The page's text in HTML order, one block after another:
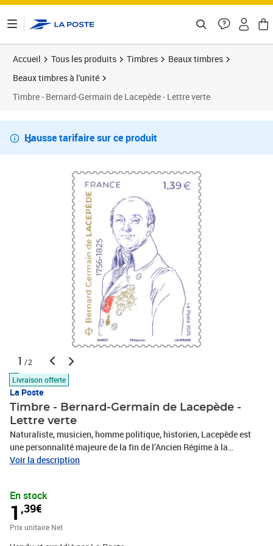
Accueil Tous les produits Timbres
Beaux timbres
Beaux timbres à l'unité
Timbre - Bernard-Germain de Lacepède - Lettre verte
Hausse tarifaire sur ce produit
Voir la suite…
1 /2
Livraison offerte
La Poste
Timbre - Bernard-Germain de Lacepède -
Lettre verte
Naturaliste, musicien, homme politique, historien, Lacepède est
une personnalité majeure de la fin de l’Ancien Régime à la
Restauration. Né à Agen, il se passionne très tôt pour les sciences
(perdu), et publie une Poétique de la Musique (1785) dans laquelle
il cherche à comprendre les origines de cet art et à bâtir une
théorie esthétique. Parallèlement, il étudie les phénomènes de
Voir la description
En stock
1 ,39€
Prix unitaire Net